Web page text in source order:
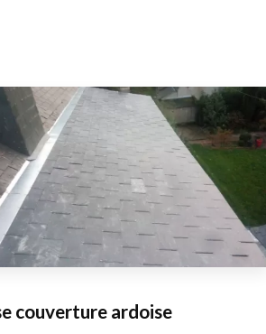
couverture ardoise